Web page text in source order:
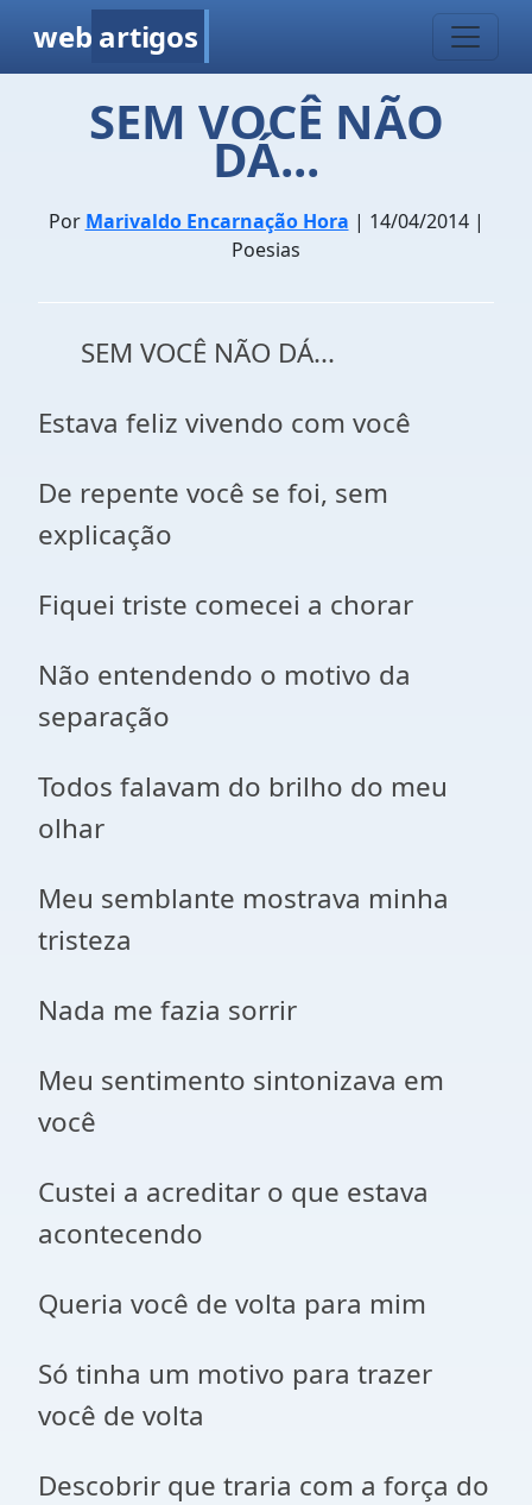
web artigos
SEM VOCÊ NÃO
DÁ...
Por Marivaldo Encarnação Hora | 14/04/2014 |
Poesias
SEM VOCÊ NÃO DÁ...
Estava feliz vivendo com você
De repente você se foi, sem
explicação
Fiquei triste comecei a chorar
Não entendendo o motivo da
separação
Todos falavam do brilho do meu
olhar
Meu semblante mostrava minha
tristeza
Nada me fazia sorrir
Meu sentimento sintonizava em
você
Custei a acreditar o que estava
acontecendo
Queria você de volta para mim
Só tinha um motivo para trazer
você de volta
Descobrir que traria com a força do